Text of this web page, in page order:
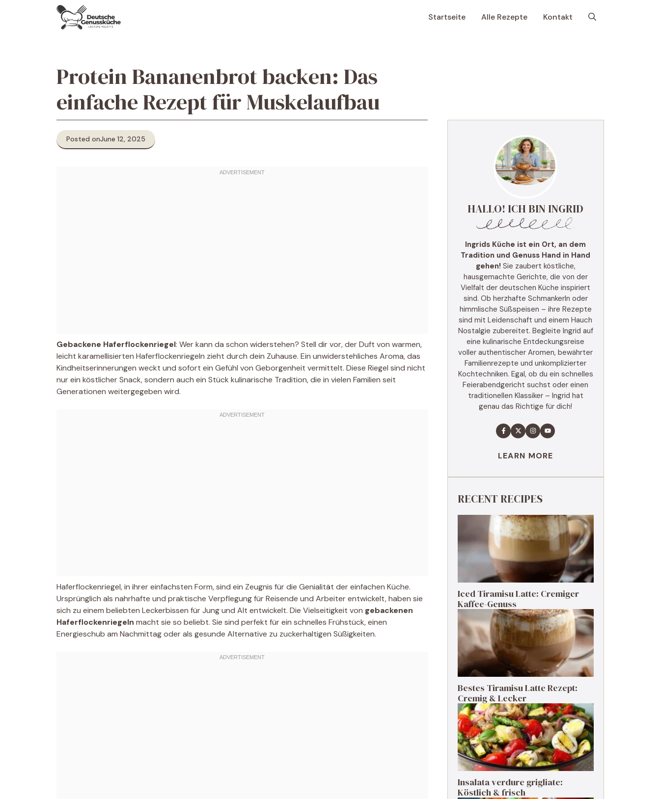
Startseite Alle Rezepte Kontakt
Protein Bananenbrot backen: Das
einfache Rezept für Muskelaufbau
Posted onJune 12, 2025
Gebackene Haferflockenriegel: Wer kann da schon widerstehen? Stell dir vor, der Duft von warmen,
leicht karamellisierten Haferflockenriegeln zieht durch dein Zuhause. Ein unwiderstehliches Aroma, das
Kindheitserinnerungen weckt und sofort ein Gefühl von Geborgenheit vermittelt. Diese Riegel sind nicht
nur ein köstlicher Snack, sondern auch ein Stück kulinarische Tradition, die in vielen Familien seit
Generationen weitergegeben wird.
Haferflockenriegel, in ihrer einfachsten Form, sind ein Zeugnis für die Genialität der einfachen Küche.
Ursprünglich als nahrhafte und praktische Verpflegung für Reisende und Arbeiter entwickelt, haben sie
sich zu einem beliebten Leckerbissen für Jung und Alt entwickelt. Die Vielseitigkeit von gebackenen
Haferflockenriegeln macht sie so beliebt. Sie sind perfekt für ein schnelles Frühstück, einen
Energieschub am Nachmittag oder als gesunde Alternative zu zuckerhaltigen Süßigkeiten.
HALLO! ICH BIN INGRID
Ingrids Küche ist ein Ort, an dem
Tradition und Genuss Hand in Hand
gehen! Sie zaubert köstliche,
hausgemachte Gerichte, die von der
Vielfalt der deutschen Küche inspiriert
sind. Ob herzhafte Schmankerln oder
himmlische Süßspeisen – ihre Rezepte
sind mit Leidenschaft und einem Hauch
Nostalgie zubereitet. Begleite Ingrid auf
eine kulinarische Entdeckungsreise
voller authentischer Aromen, bewährter
Familienrezepte und unkomplizierter
Kochtechniken. Egal, ob du ein schnelles
Feierabendgericht suchst oder einen
traditionellen Klassiker – Ingrid hat
genau das Richtige für dich!
LEARN MORE
RECENT RECIPES
Iced Tiramisu Latte: Cremiger
Kaffee-Genuss
Bestes Tiramisu Latte Rezept:
Cremig & Lecker
Insalata verdure grigliate:
Köstlich & frisch